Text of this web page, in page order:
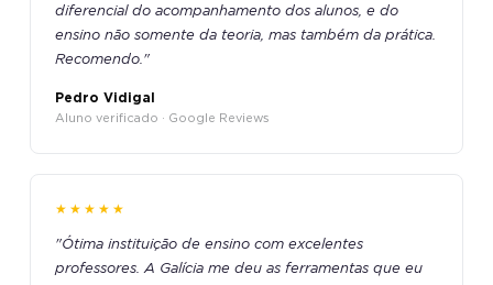
diferencial do acompanhamento dos alunos, e do
ensino não somente da teoria, mas também da prática.
Recomendo."
Pedro Vidigal
Aluno verificado · Google Reviews
★★★★★
"Ótima instituição de ensino com excelentes
professores. A Galícia me deu as ferramentas que eu